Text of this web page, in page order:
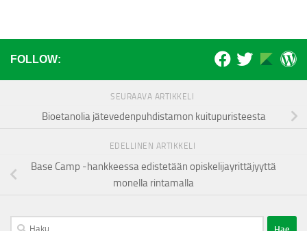
FOLLOW:
SEURAAVA ARTIKKELI
Bioetanolia jätevedenpuhdistamon kuitupuristeesta
EDELLINEN ARTIKKELI
Base Camp -hankkeessa edistetään opiskelijayrittäjyyttä
monella rintamalla
Haku: